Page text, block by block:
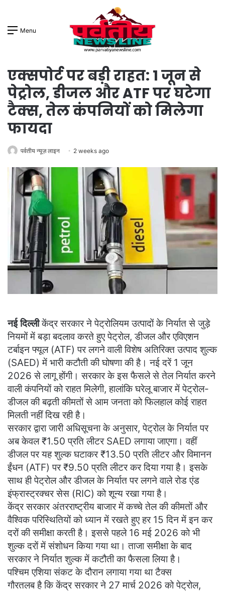
Menu
एक्सपोर्ट पर बड़ी राहत: 1 जून से
पेट्रोल, डीजल और ATF पर घटेगा
टैक्स, तेल कंपनियों को मिलेगा
फायदा
पर्वतीय न्यूज़ लाइन 2 weeks ago
नई दिल्लीकेंद्र सरकार ने पेट्रोलियम उत्पादों के निर्यात से जुड़े
नियमों में बड़ा बदलाव करते हुए पेट्रोल, डीजल और एविएशन
टर्बाइन फ्यूल (ATF) पर लगने वाली विशेष अतिरिक्त उत्पाद शुल्क
(SAED) में भारी कटौती की घोषणा की है। नई दरें 1 जून
2026 से लागू होंगी। सरकार के इस फैसले से तेल निर्यात करने
वाली कंपनियों को राहत मिलेगी, हालांकि घरेलू बाजार में पेट्रोल-
डीजल की बढ़ती कीमतों से आम जनता को फिलहाल कोई राहत
मिलती नहीं दिख रही है।
सरकार द्वारा जारी अधिसूचना के अनुसार, पेट्रोल के निर्यात पर
अब केवल ₹1.50 प्रति लीटर SAED लगाया जाएगा। वहीं
डीजल पर यह शुल्क घटाकर ₹13.50 प्रति लीटर और विमानन
ईंधन (ATF) पर ₹9.50 प्रति लीटर कर दिया गया है। इसके
साथ ही पेट्रोल और डीजल के निर्यात पर लगने वाले रोड एंड
इंफ्रास्ट्रक्चर सेस (RIC) को शून्य रखा गया है।
केंद्र सरकार अंतरराष्ट्रीय बाजार में कच्चे तेल की कीमतों और
वैश्विक परिस्थितियों को ध्यान में रखते हुए हर 15 दिन में इन कर
दरों की समीक्षा करती है। इससे पहले 16 मई 2026 को भी
शुल्क दरों में संशोधन किया गया था। ताजा समीक्षा के बाद
सरकार ने निर्यात शुल्क में कटौती का फैसला लिया है।
पश्चिम एशिया संकट के दौरान लगाया गया था टैक्स
गौरतलब है कि केंद्र सरकार ने 27 मार्च 2026 को पेट्रोल,